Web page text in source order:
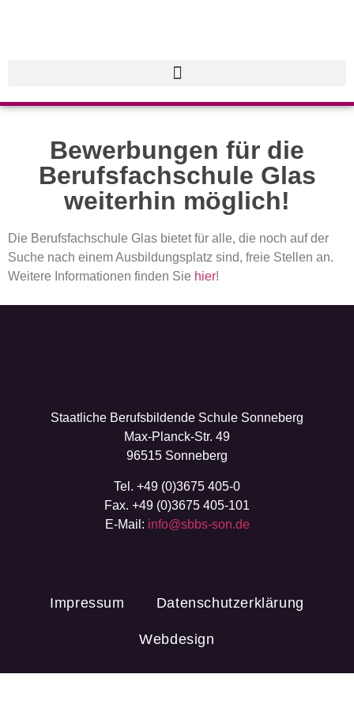
Bewerbungen für die
Berufsfachschule Glas
weiterhin möglich!
Die Berufsfachschule Glas bietet für alle, die noch auf der
Suche nach einem Ausbildungsplatz sind, freie Stellen an.
Weitere Informationen finden Sie hier!
Staatliche Berufsbildende Schule Sonneberg
Max-Planck-Str. 49
96515 Sonneberg
Tel. +49 (0)3675 405-0
Fax. +49 (0)3675 405-101
E-Mail: info@sbbs-son.de
Impressum Datenschutzerklärung
Webdesign